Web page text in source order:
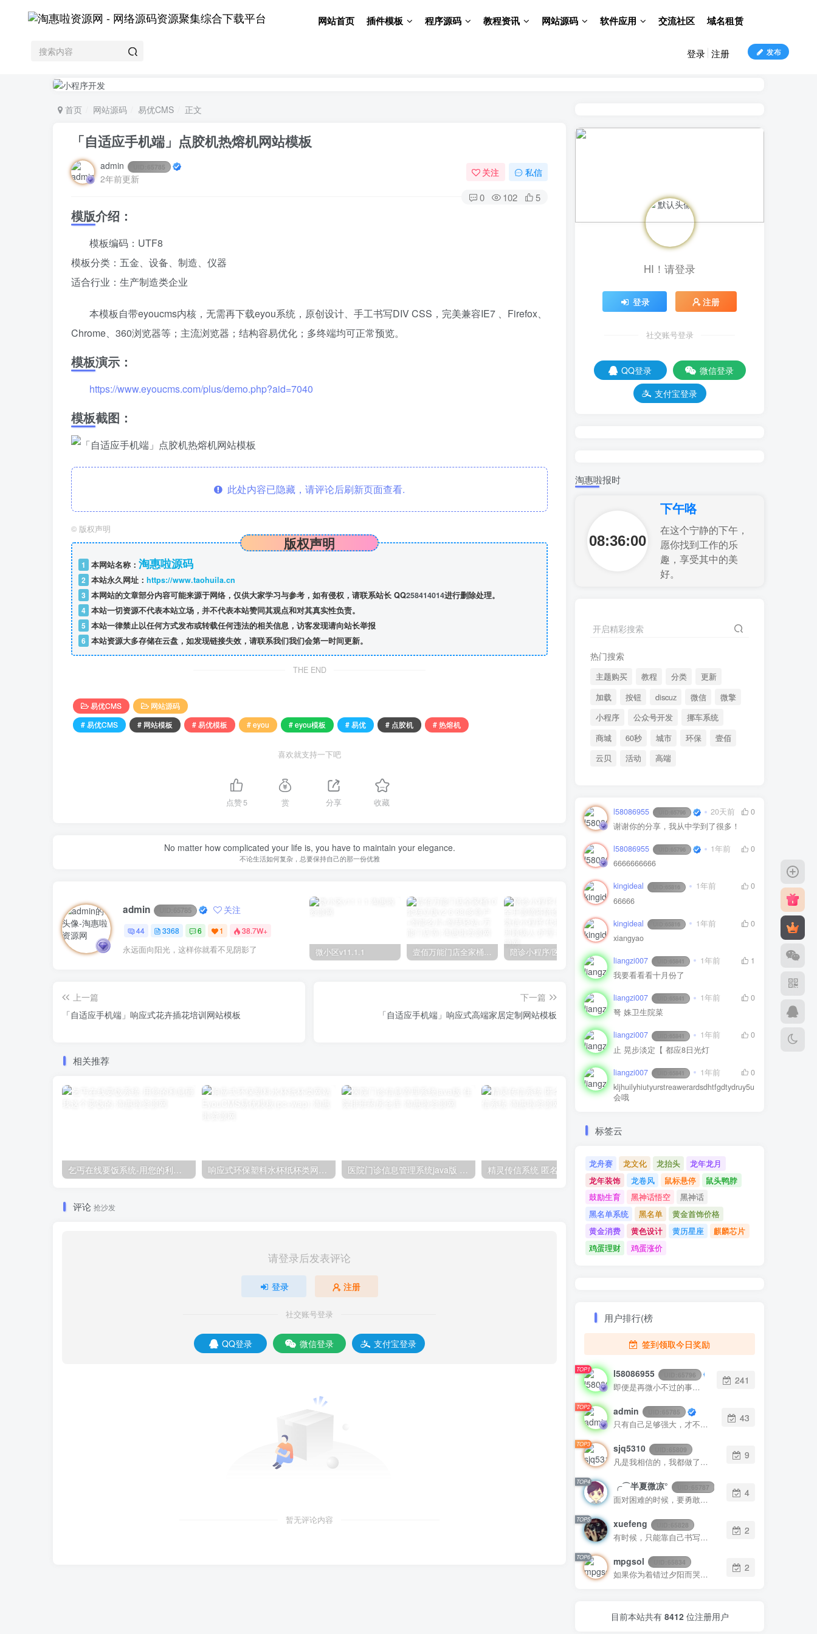
网站首页 插件模板 程序源码 教程资讯 网站源码 软件应用 交流社区 域名租赁
发布
登录 注册
首页 网站源码 易优CMS 正文
「自适应手机端」点胶机热熔机网站模板
admin 65785
2年前更新
关注 私信
0 102 5
模版介绍：
模板编码：UTF8
模板分类：五金、设备、制造、仪器
适合行业：生产制造类企业
本模板自带eyoucms内核，无需再下载eyou系统，原创设计、手工书写DIV CSS，完美兼容IE7 、Firefox、
Chrome、360浏览器等；主流浏览器；结构容易优化；多终端均可正常预览。
模板演示：
https://www.eyoucms.com/plus/demo.php?aid=7040
模板截图：
此处内容已隐藏，请评论后刷新页面查看.
© 版权声明
版权声明
1 本网站名称： 淘惠啦源码
2 本站永久网址： https://www.taohuila.cn
3 本网站的文章部分内容可能来源于网络，仅供大家学习与参考，如有侵权，请联系站长 QQ258414014进行删除处理。
4 本站一切资源不代表本站立场，并不代表本站赞同其观点和对其真实性负责。
5 本站一律禁止以任何方式发布或转载任何违法的相关信息，访客发现请向站长举报
6 本站资源大多存储在云盘，如发现链接失效，请联系我们我们会第一时间更新。
THE END
易优CMS
网站源码
# 易优CMS
# 网站模板 # 易优模板 # eyou # eyou模板 # 易优 # 点胶机 # 热熔机
喜欢就支持一下吧
点赞5 赏 分享 收藏
No matter how complicated your life is, you have to maintain your elegance.
不论生活如何复杂，总要保持自己的那一份优雅
admin 65785 关注
44 3368 6 1 38.7W+
永远面向阳光，这样你就看不见阴影了 微小区v11.1.1 壹佰万能门店全家桶10套独立版v2.6.68(​多商户+智能名片+智慧轻站+万能门店等)
上一篇
「自适应手机端」响应式花卉插花培训网站模板
下一篇
「自适应手机端」响应式高端家居定制网站模板
相关推荐
乞丐在线要饭系统-用您的利息砸我这个要饭的 响应式环保塑料水杯纸杯类网站EyouCMS易优模板(pc+wap) 医院门诊信息管理系统java版 住院排班药房仓库 精灵传信系统 匿名信系统 表白短信系统
评论 抢沙发
请登录后发表评论
登录 注册
社交账号登录
QQ登录 微信登录 支付宝登录
暂无评论内容
HI！请登录
登录 注册
社交账号登录
QQ登录
微信登录
支付宝登录
淘惠啦报时
08:36:01
下午咯
在这个宁静的下午，
愿你找到工作的乐
趣，享受其中的美
好。
开启精彩搜索
热门搜索
主题购买 教程 分类
更新
加载
按钮 discuz 微信
微擎
小程序
公众号开发
挪车系统
商城
60秒 城市 环保
壹佰
云贝
活动 高端
l58086955 65796 20天前
0
谢谢你的分享，我从中学到了很多！
l58086955 65796 1年前
0
6666666666
kingideal 65816 1年前
0
66666
kingideal 65816 1年前
0
xiangyao
liangzi007 65841 1年前
1
我要看看看十月份了
liangzi007 65841 1年前
0
弩 姝卫生院菜
liangzi007 65841 1年前
0
止 晃步淡定【 都应8日光灯
liangzi007 65841 1年前
0
kljhuilyhiutyurstreawerardsdhtfgdtydruy5u
会哦
标签云
龙舟赛 龙文化 龙抬头
龙年龙月
龙年装饰
龙卷风 鼠标悬停
鼠头鸭脖
鼓励生育
黑神话悟空
黑神话
黑名单系统
黑名单
黄金首饰价格
黄金消费
黄色设计 黄历星座
麒麟芯片
鸡蛋理财
鸡蛋涨价
用户排行(榜
签到领取今日奖励
TOP1 l58086955 65796
即便是再微小不过的事情，你也要用心去做。这就是成功的秘密
241
TOP2 admin 65785
只有自己足够强大，才不会被别人践踏
43
TOP3 sjq5310 65809
凡是我相信的，我都做了；凡是我做了的事，都是全身心地投入去做的
9
TOP4 ╭⌒半夏微凉° 65787
面对困难的时候，要勇敢、执着、不畏艰辛地去战胜它
4
TOP5 xuefeng 65828
有时候，只能靠自己书写自己的美好结局
2
TOP6 mpgsol 65834
如果你为着错过夕阳而哭泣，那么你就要错群星了
2
目前本站共有 8412位注册用户